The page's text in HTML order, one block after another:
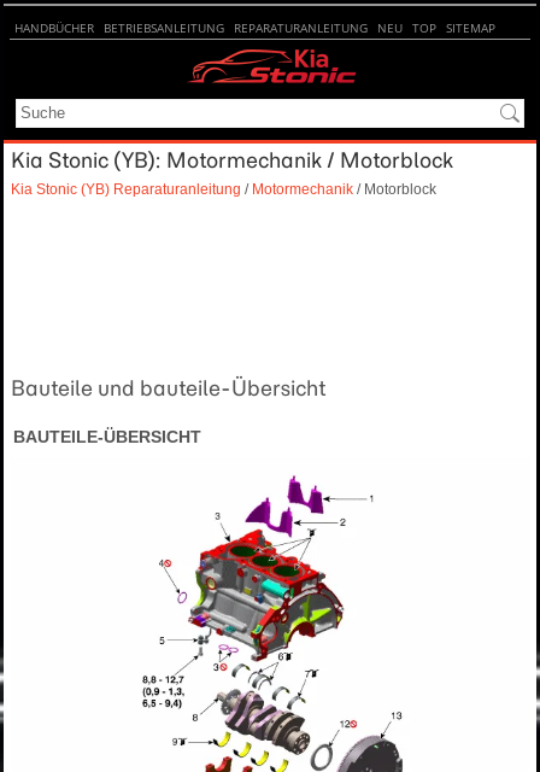
HANDBÜCHER BETRIEBSANLEITUNG REPARATURANLEITUNG NEU TOP SITEMAP
Kia Stonic (YB): Motormechanik / Motorblock
Kia Stonic (YB) Reparaturanleitung / Motormechanik / Motorblock
Bauteile und bauteile-Übersicht
BAUTEILE-ÜBERSICHT